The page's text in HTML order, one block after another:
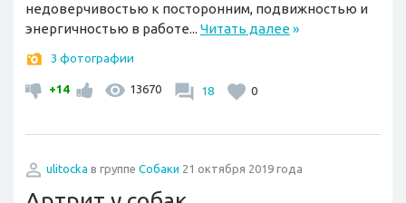
недоверчивостью к посторонним, подвижностью и
энергичностью в работе... Читать далее»
3 фотографии
+14 13670 18 0
ulitocka в группе Собаки 21 октября 2019 года